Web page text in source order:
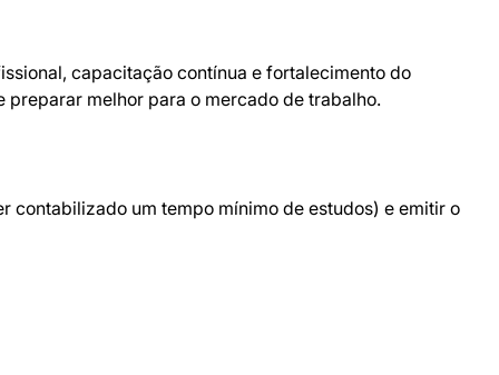
capacitação contínua e fortalecimento do
melhor para o mercado de trabalho.
contabilizado um tempo mínimo de estudos) e emitir o